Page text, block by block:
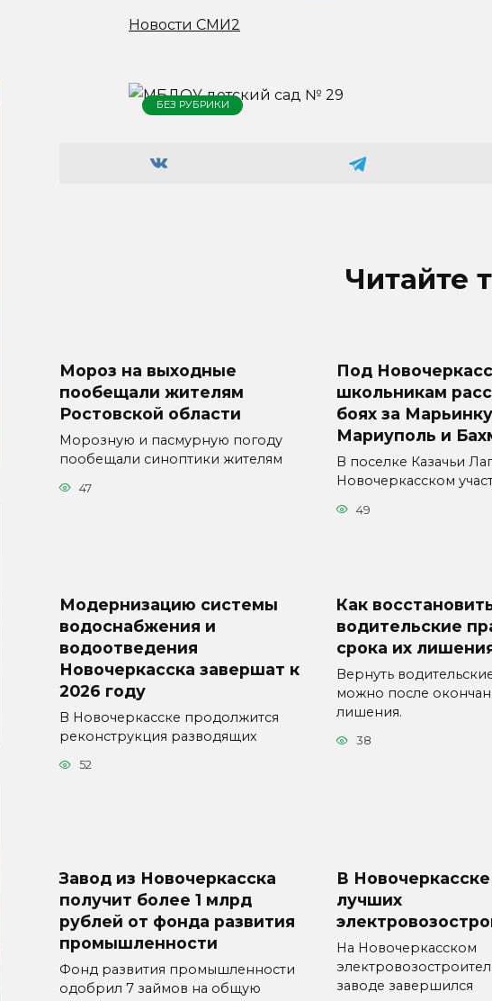
Новости СМИ2
БЕЗ РУБРИКИ
Читайте
Мороз на выходные
пообещали жителям
Ростовской области
Морозную и пасмурную погоду
пообещали синоптики жителям
47
Под
школьникам
боях за
Мариуполь и
В поселке Казачьи
Новочеркасском
49
Модернизацию системы
водоснабжения и
водоотведения
Новочеркасска завершат к
2026 году
В Новочеркасске продолжится
реконструкция разводящих
52
Как
водительские
срока их
Вернуть
можно после
лишения.
38
Завод из Новочеркасска
получит более 1 млрд
рублей от фонда развития
промышленности
Фонд развития промышленности
одобрил 7 займов на общую
В
лучших
На Новочеркасском
заводе завершился